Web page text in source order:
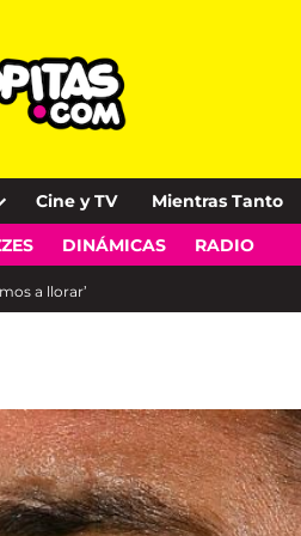
Cine y TV Mientras Tanto
DINÁMICAS RADIO
a llorar’